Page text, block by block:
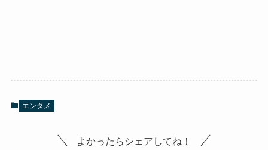
エンタメ
よかったらシェアしてね！